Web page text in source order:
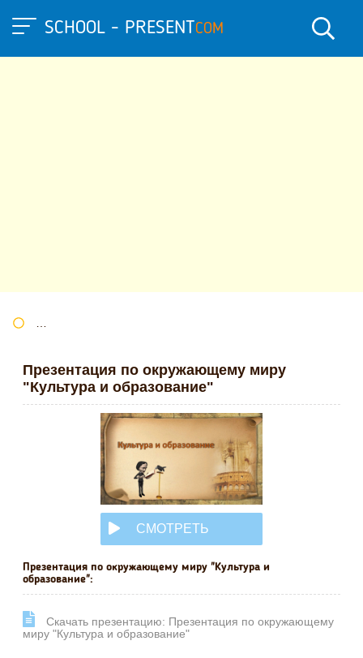
SCHOOL - PRESENTCOM
Презентация по окружающему миру
"Культура и образование"
СМОТРЕТЬ
Презентация по окружающему миру "Культура и
образование":
Cкачать презентацию: Презентация по окружающему
миру "Культура и образование"